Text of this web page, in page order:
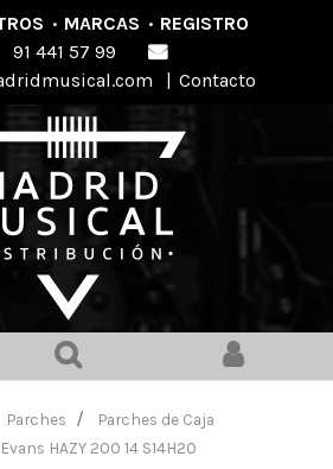
· MARCAS · REGISTRO
91 441 57 99
| Contacto
Parches
Parches de Caja
Evans HAZY 200 14 S14H20